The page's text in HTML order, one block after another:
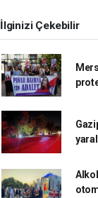
İlginizi Çekebilir